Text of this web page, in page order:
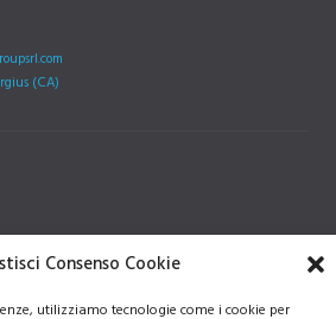
Consenso Cookie
utilizziamo tecnologie come i cookie per
(CA)
per rimanere aggiornati